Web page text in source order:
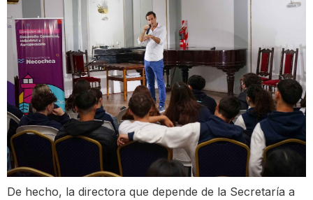
De hecho, la directora que depende de la Secretaría a